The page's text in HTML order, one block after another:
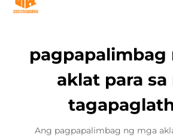
pagpapalimbag
aklat para sa
Ang pagpapalimbag ng mga